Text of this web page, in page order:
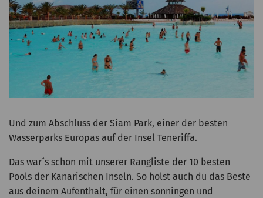
Und zum Abschluss der Siam Park, einer der besten
Wasserparks Europas auf der Insel Teneriffa.
Das war´s schon mit unserer Rangliste der 10 besten
Pools der Kanarischen Inseln. So holst auch du das Beste
aus deinem Aufenthalt, für einen sonningen und